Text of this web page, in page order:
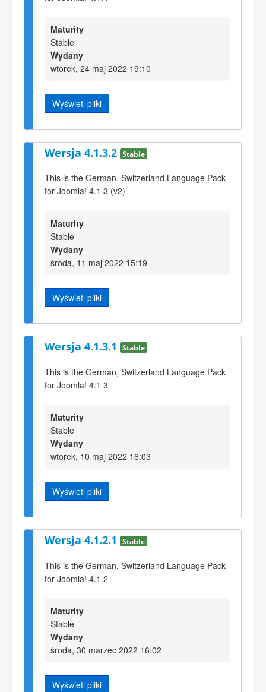
Maturity
Stable
Wydany
wtorek, 24 maj 2022 19:10
Wyświetl pliki
Wersja 4.1.3.2 Stable
This is the German, Switzerland Language Pack
for Joomla! 4.1.3 (v2)
Maturity
Stable
Wydany
środa, 11 maj 2022 15:19
Wyświetl pliki
Wersja 4.1.3.1 Stable
This is the German, Switzerland Language Pack
for Joomla! 4.1.3
Maturity
Stable
Wydany
wtorek, 10 maj 2022 16:03
Wyświetl pliki
Wersja 4.1.2.1 Stable
This is the German, Switzerland Language Pack
for Joomla! 4.1.2
Maturity
Stable
Wydany
środa, 30 marzec 2022 16:02
Wyświetl pliki